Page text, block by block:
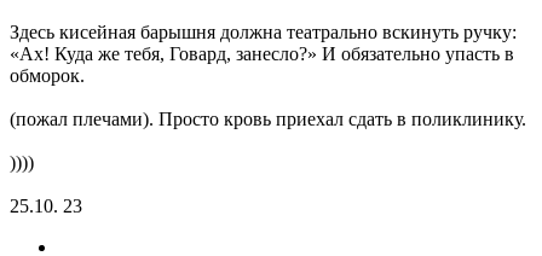
Здесь кисейная барышня должна театрально вскинуть ручку:
«Ах! Куда же тебя, Говард, занесло?» И обязательно упасть в
обморок.
(пожал плечами). Просто кровь приехал сдать в поликлинику.
))))
25.10. 23